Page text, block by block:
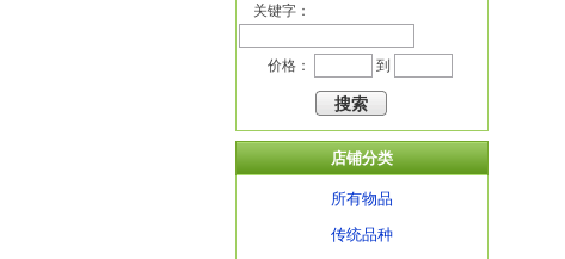
关键字：
价格： 到
店铺分类
所有物品
传统品种